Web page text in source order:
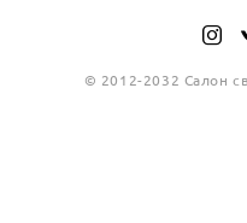
© 2012-2032 Салон